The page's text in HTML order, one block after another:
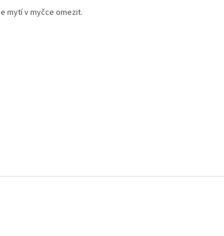
mytí v myčce omezit.